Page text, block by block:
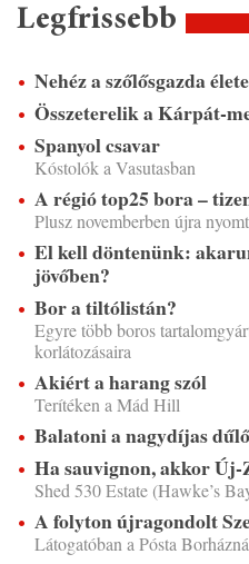
Legfrissebb
Nehéz a szőlősgazda élete
Összeterelik a Kárpát-
Spanyol csavar
Kóstolók a Vasutasban
A régió top25 bora –
Plusz novemberben újra
El kell döntenünk:
jövőben?
Bor a tiltólistán?
Egyre több boros
korlátozásaira
Akiért a harang szól
Terítéken a Mád Hill
Balatoni a nagydíjas
Ha sauvignon, akkor Új-
Shed 530 Estate (Hawke’s
A folyton újragondolt
Látogatóban a Pósta